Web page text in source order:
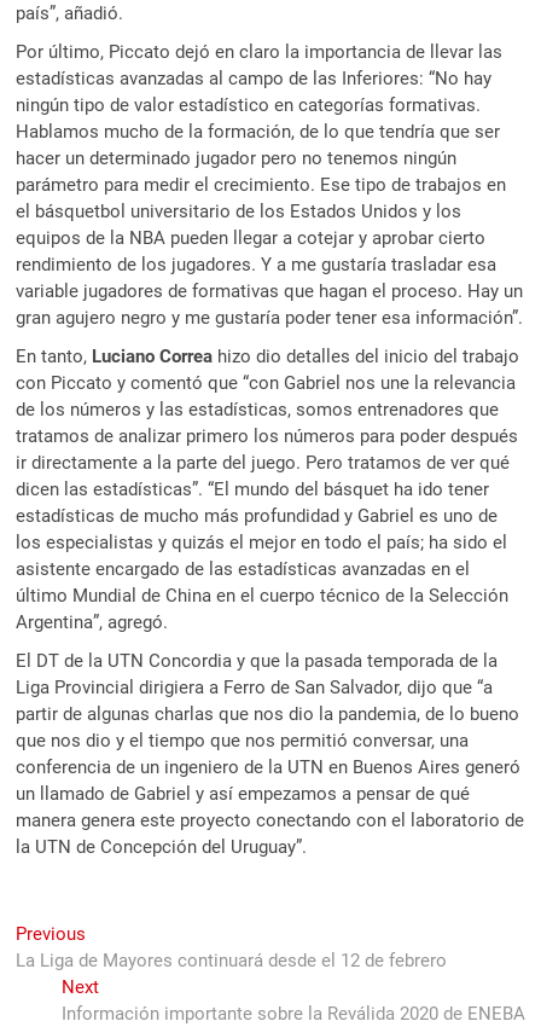
país”, añadió.
Por último, Piccato dejó en claro la importancia de llevar las
estadísticas avanzadas al campo de las Inferiores: “No hay
ningún tipo de valor estadístico en categorías formativas.
Hablamos mucho de la formación, de lo que tendría que ser
hacer un determinado jugador pero no tenemos ningún
parámetro para medir el crecimiento. Ese tipo de trabajos en
el básquetbol universitario de los Estados Unidos y los
equipos de la NBA pueden llegar a cotejar y aprobar cierto
rendimiento de los jugadores. Y a me gustaría trasladar esa
variable jugadores de formativas que hagan el proceso. Hay un
gran agujero negro y me gustaría poder tener esa información”.
En tanto, Luciano Correa hizo dio detalles del inicio del trabajo
con Piccato y comentó que “con Gabriel nos une la relevancia
de los números y las estadísticas, somos entrenadores que
tratamos de analizar primero los números para poder después
ir directamente a la parte del juego. Pero tratamos de ver qué
dicen las estadísticas”. “El mundo del básquet ha ido tener
estadísticas de mucho más profundidad y Gabriel es uno de
los especialistas y quizás el mejor en todo el país; ha sido el
asistente encargado de las estadísticas avanzadas en el
último Mundial de China en el cuerpo técnico de la Selección
Argentina”, agregó.
El DT de la UTN Concordia y que la pasada temporada de la
Liga Provincial dirigiera a Ferro de San Salvador, dijo que “a
partir de algunas charlas que nos dio la pandemia, de lo bueno
que nos dio y el tiempo que nos permitió conversar, una
conferencia de un ingeniero de la UTN en Buenos Aires generó
un llamado de Gabriel y así empezamos a pensar de qué
manera genera este proyecto conectando con el laboratorio de
la UTN de Concepción del Uruguay”.
Navegación
de
entradas
Previous
post:
La Liga de Mayores continuará desde el 12 de febrero
NextNext
post:
Información importante sobre la Reválida 2020 de ENEBA